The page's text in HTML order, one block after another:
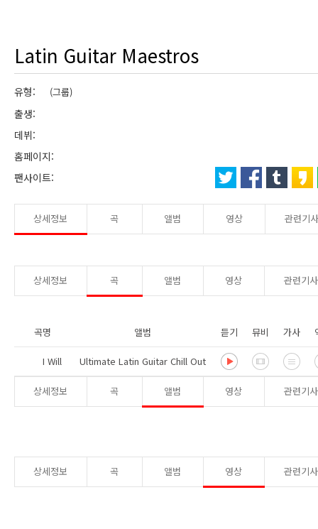
Latin Guitar Maestros
유형: (그룹)
출생:
데뷔:
홈페이지:
팬사이트:
상세정보 곡 앨범 영상 관련기
상세정보 곡 앨범 영상 관련기사
곡명 앨범 듣기 뮤비 가사
I Will Ultimate Latin Guitar Chill Out
상세정보 곡 앨범 영상 관련기사
상세정보 곡 앨범 영상 관련기사